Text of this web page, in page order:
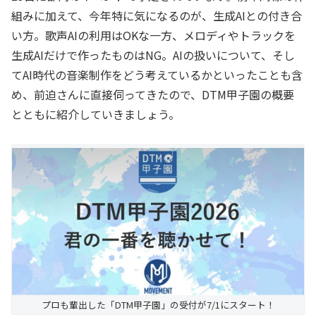
組みに加えて、今年特に気になるのが、生成AIとの付き合
い方。歌声AIの利用はOKな一方、メロディやトラックを
生成AIだけで作ったものはNG。AIの扱いについて、そし
てAI時代の音楽制作をどう考えているかといったことも含
め、前迫さんに直接伺ってきたので、DTM甲子園の概要
とともに紹介していきましょう。
プロも輩出した「DTM甲子園」の受付が7/1にスタート！